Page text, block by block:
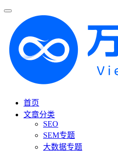
首页
文章分类
SEO
SEM专题
大数据专题